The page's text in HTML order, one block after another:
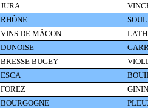
JURA
RHÔNE
VINS DE MÂCON
DUNOISE
BRESSE BUGEY
ESCA
FOREZ
BOURGOGNE